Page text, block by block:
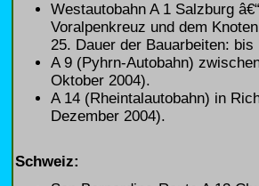
Westautobahn A 1 Salzburg
Voralpenkreuz und dem
25. Dauer der Bauarbeiten:
A 9 (Pyhrn-Autobahn)
Oktober 2004).
A 14 (Rheintalautobahn) in
Dezember 2004).
Schweiz: